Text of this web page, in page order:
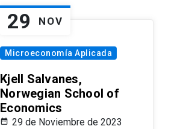
29 NOV
Microeconomía Aplicada
Kjell Salvanes,
Norwegian School of
Economics
29 de Noviembre de 2023